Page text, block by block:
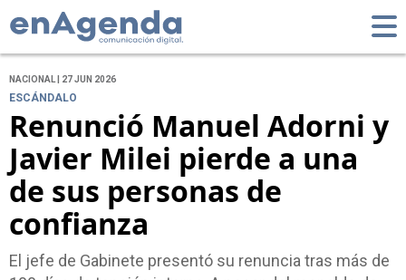
NACIONAL | 27 JUN 2026
ESCÁNDALO
Renunció Manuel Adorni y
Javier Milei pierde a una
de sus personas de
confianza
El jefe de Gabinete presentó su renuncia tras más de